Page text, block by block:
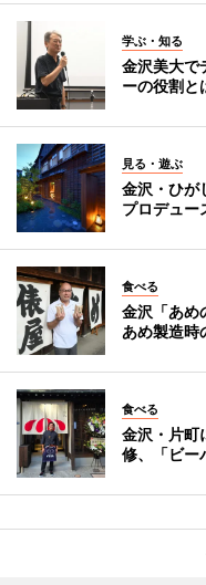
学ぶ・知る
金沢美大
ーの役割と
見る・遊ぶ
金沢・ひ
プロデュー
食べる
金沢「あ
あめ製造時
食べる
金沢・片
修、「ビー